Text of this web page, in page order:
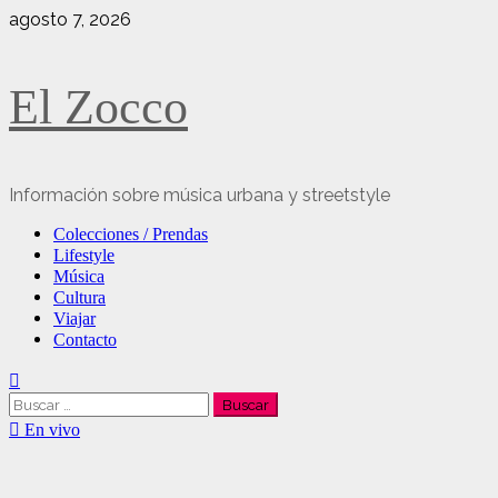
Saltar
agosto 7, 2026
El Zocco
Información sobre música urbana y streetstyle
Menú
principal
Colecciones / Prendas
Lifestyle
Música
Cultura
Viajar
Contacto
Buscar:
En vivo